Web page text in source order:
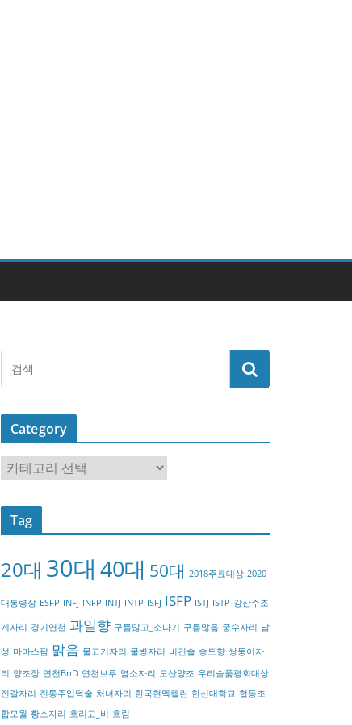
Category
a
t
o
y
Tag
20대 30대 40대 50대 2018주료대상 2020
대통령상 ESFP INFJ INFP INTJ INTP ISFJ ISFP ISTJ ISTP 강산주조
게자리 경기연천 과일향 구름많고_소나기 구름많음 궁수자리 남
성 마마스팜 맑음 물고기자리 물병자리 비건술 송도향 쌍둥이자
리 양조장 연천BnD 연천브루 염소자리 오산양조 우리술품평회대상
전갈자리 전통주입덕술 처녀자리 한국현멕켈란 한신대학교 협동조
합모월 황소자리 흐리고_비 흐림